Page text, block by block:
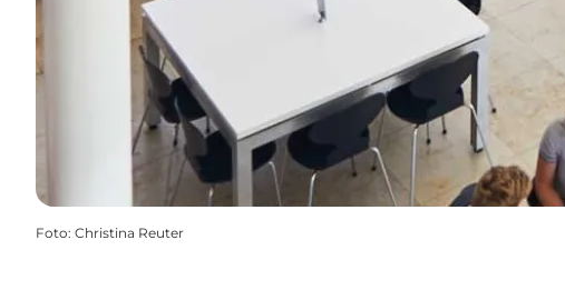
Foto: Christina Reuter